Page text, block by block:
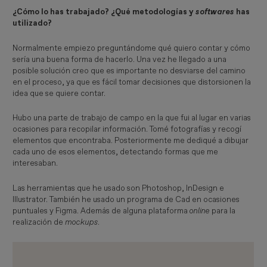
¿Cómo lo has trabajado? ¿Qué metodologías ysoftwares has
utilizado?
Normalmente empiezo preguntándome qué quiero contar y cómo
sería una buena forma de hacerlo. Una vez he llegado a una
posible solución creo que es importante no desviarse del camino
en el proceso, ya que es fácil tomar decisiones que distorsionen la
idea que se quiere contar.
Hubo una parte de trabajo de campo en la que fui al lugar en varias
ocasiones para recopilar información. Tomé fotografías y recogí
elementos que encontraba. Posteriormente me dediqué a dibujar
cada uno de esos elementos, detectando formas que me
interesaban.
Las herramientas que he usado son Photoshop, InDesign e
Illustrator. También he usado un programa de Cad en ocasiones
puntuales y Figma. Además de alguna plataformaonline para la
realización demockups.